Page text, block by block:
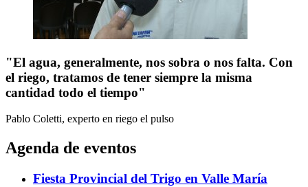
"El agua, generalmente, nos sobra o nos falta. Con
el riego, tratamos de tener siempre la misma
cantidad todo el tiempo"
Pablo Coletti, experto en riego el pulso
Agenda de eventos
Fiesta Provincial del Trigo en Valle María